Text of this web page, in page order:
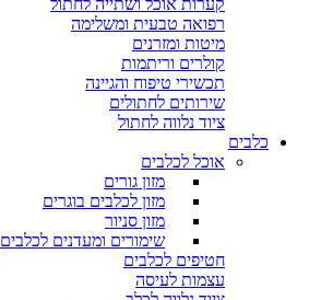
קערות אוכל ושתייה לחתול
רפואה טבעית ומשלימה
מיטות ומזרנים
קולרים וריתמות
תכשירי טיפוח והגיינה
שירותים לחתולים
ציוד נלווה לחתול
כלבים
אוכל לכלבים
מזון גורים
מזון לכלבים בוגרים
מזון סניור
שימורים ומעדנים לכלבים
חטיפים לכלבים
עצמות לעיסה